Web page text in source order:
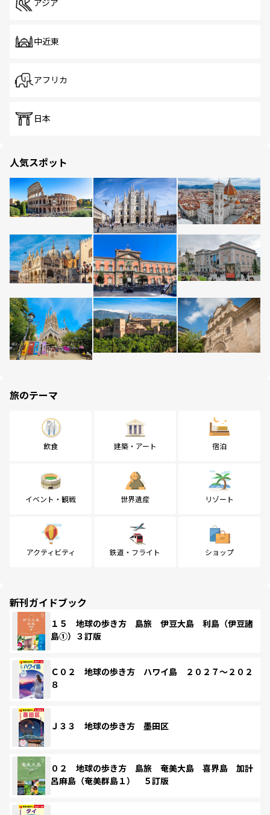
アジア
中近東
アフリカ
日本
人気スポット
旅のテーマ
飲食 建築・アート 宿泊
イベント・観戦 世界遺産 リゾート
アクティビティ 鉄道・フライト ショップ
新刊ガイドブック
１５ 地球の歩き方 島旅 伊豆大島 利島（伊豆諸
島①）３訂版
Ｃ０２ 地球の歩き方 ハワイ島 ２０２７～２０２
８
Ｊ３３ 地球の歩き方 墨田区
０２ 地球の歩き方 島旅 奄美大島 喜界島 加計
呂麻島（奄美群島１） ５訂版